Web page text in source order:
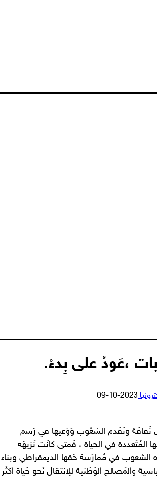
،عَودُ على بِدءْ.
2023-10-09
ثَقافَة وتَقَدم الشعُوب وَوَعيها في رَسم
المُتَعددة في الحياة ، فَمتى كانَت نَزيهَه
في مُمارَسة حَقها الديمقراطي وبناء
والمَصالح الوَطَنية للِانتقال نَحو حَياة اكثَر